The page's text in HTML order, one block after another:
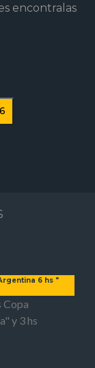
encontralas
6 hs "
Copa
y 3 hs